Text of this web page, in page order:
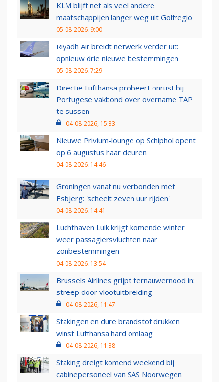
KLM blijft net als veel andere
maatschappijen langer weg uit Golfregio
05-08-2026, 9:00
Riyadh Air breidt netwerk verder uit:
opnieuw drie nieuwe bestemmingen
05-08-2026, 7:29
Directie Lufthansa probeert onrust bij
Portugese vakbond over overname TAP
te sussen
04-08-2026, 15:33
Nieuwe Privium-lounge op Schiphol opent
op 6 augustus haar deuren
04-08-2026, 14:46
Groningen vanaf nu verbonden met
Esbjerg: 'scheelt zeven uur rijden'
04-08-2026, 14:41
Luchthaven Luik krijgt komende winter
weer passagiersvluchten naar
zonbestemmingen
04-08-2026, 13:54
Brussels Airlines grijpt ternauwernood in:
streep door vlootuitbreiding
04-08-2026, 11:47
Stakingen en dure brandstof drukken
winst Lufthansa hard omlaag
04-08-2026, 11:38
Staking dreigt komend weekend bij
cabinepersoneel van SAS Noorwegen